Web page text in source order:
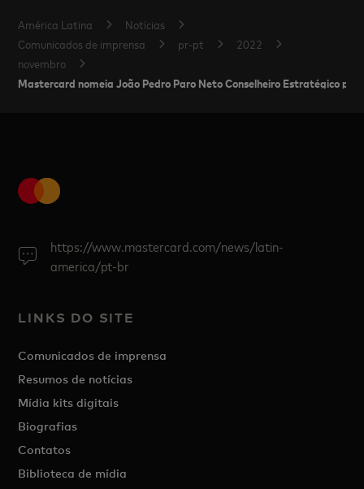
América Latina
Notícias
Comunicados de imprensa
pr-pt
2022
novembro
Mastercard nomeia João Pedro Paro Neto Conselheiro Estratégico
https://www.mastercard.com/news/latin-
america/pt-br
LINKS DO SITE
Comunicados de imprensa
Resumos de notícias
Mídia kits digitais
Biografias
Contatos
Biblioteca de mídia